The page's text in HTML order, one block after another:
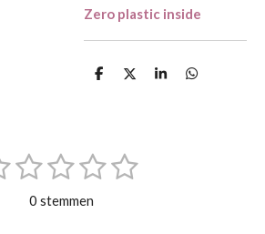
Zero plastic inside
D
D
S
D
2 3
s
4
s
5
0 stemmen